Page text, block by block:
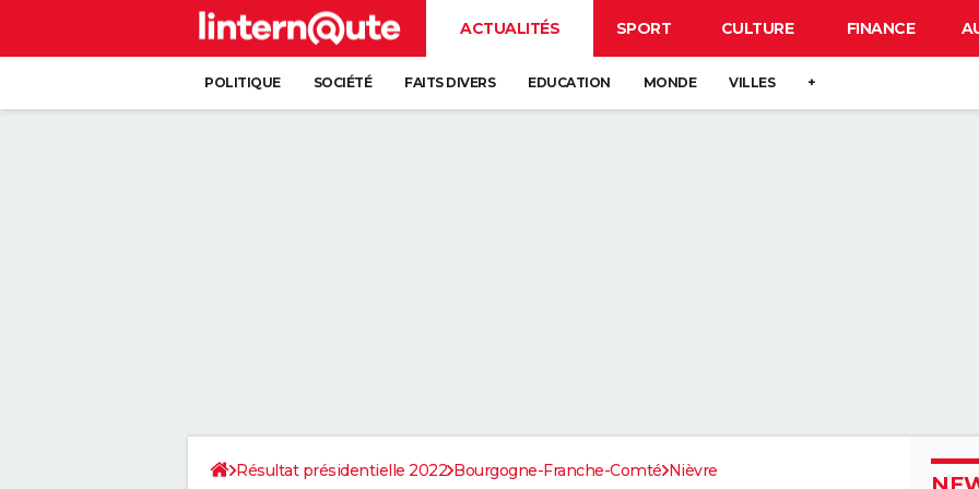
ACTUALITÉS SPORT CULTURE FINANCE
POLITIQUE SOCIÉTÉ FAITS DIVERS EDUCATION MONDE VILLES +
Résultat présidentielle 2022 Bourgogne-Franche-Comté Nièvre